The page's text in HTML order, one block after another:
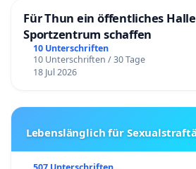
Für Thun ein öffentliches
Sportzentrum schaffen
10 Unterschriften
10 Unterschriften / 30 Tage
18 Jul 2026
Lebenslänglich für